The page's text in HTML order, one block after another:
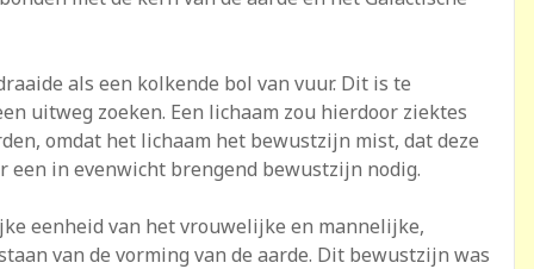
als een kolkende bol van vuur. Dit is te
uitweg zoeken. Een lichaam zou hierdoor ziektes
omdat het lichaam het bewustzijn mist, dat deze
een in evenwicht brengend bewustzijn nodig.
eenheid van het vrouwelijke en mannelijke,
van de vorming van de aarde. Dit bewustzijn was